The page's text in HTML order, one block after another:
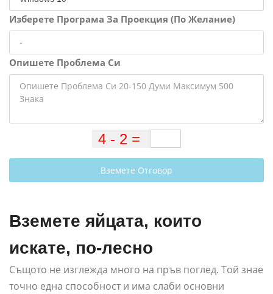
Изберете Програма За Проекция (По Желание)
Опишете Проблема Си
Вземете Отговор
Вземете яйцата, които
искате, по-лесно
Същото не изглежда много на пръв поглед. Той знае
точно една способност и има слаби основни